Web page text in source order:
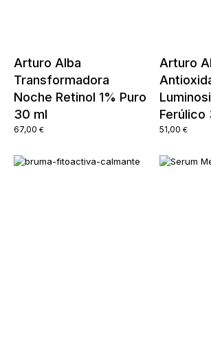
Arturo Alba
Transformadora
Noche Retinol 1% Puro
30 ml
67,00 €
Arturo
Ferúlico
51,00 €